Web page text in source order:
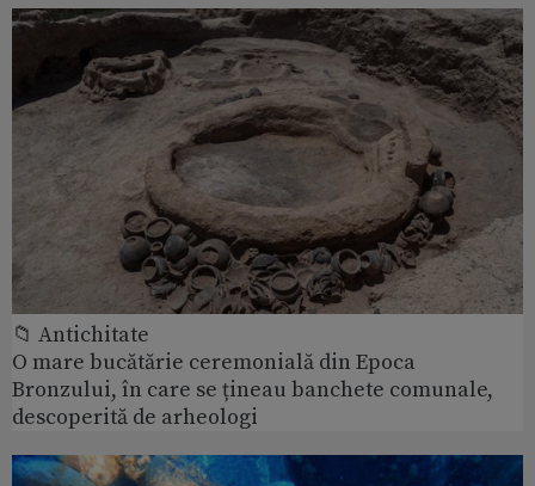
📁 Antichitate
O mare bucătărie ceremonială din Epoca
Bronzului, în care se țineau banchete comunale,
descoperită de arheologi